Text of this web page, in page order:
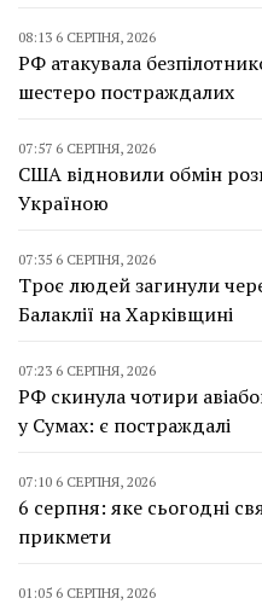
08:13 6 СЕРПНЯ, 2026
РФ атакувала
шестеро постраждалих
07:57 6 СЕРПНЯ, 2026
США відновили обмін
Україною
07:35 6 СЕРПНЯ, 2026
Троє людей загинули
Балаклії на Харківщині
07:23 6 СЕРПНЯ, 2026
РФ скинула чотири
у Сумах: є постраждалі
07:10 6 СЕРПНЯ, 2026
6 серпня: яке сьогодні
прикмети
01:05 6 СЕРПНЯ, 2026